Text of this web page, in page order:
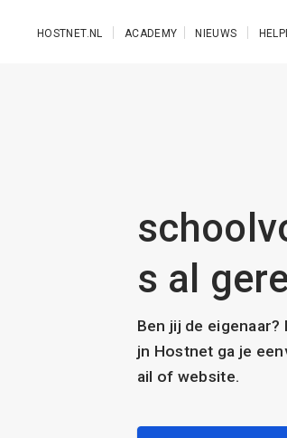
HOSTNET.NL ACADEMY NIEUWS
s al
Ben jij de
jn Hostnet ga je
ail of website.